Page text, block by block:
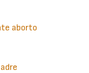
aborto